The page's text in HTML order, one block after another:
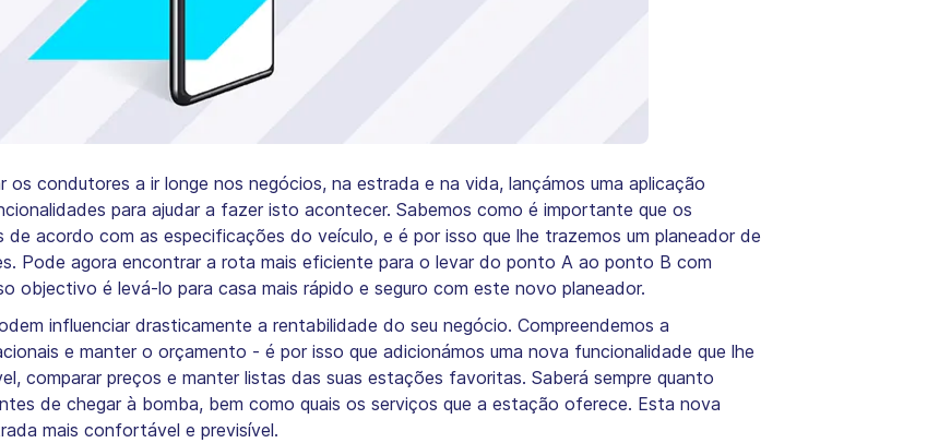
os condutores a ir longe nos negócios, na estrada e na vida, lançámos uma aplicação
para ajudar a fazer isto acontecer. Sabemos como é importante que os
acordo com as especificações do veículo, e é por isso que lhe trazemos um planeador de
Pode agora encontrar a rota mais eficiente para o levar do ponto A ao ponto B com
objectivo é levá-lo para casa mais rápido e seguro com este novo planeador.
influenciar drasticamente a rentabilidade do seu negócio. Compreendemos a
e manter o orçamento - é por isso que adicionámos uma nova funcionalidade que lhe
comparar preços e manter listas das suas estações favoritas. Saberá sempre quanto
de chegar à bomba, bem como quais os serviços que a estação oferece. Esta nova
mais confortável e previsível.